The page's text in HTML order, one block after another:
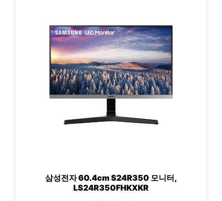
삼성전자 60.4cm S24R350 모니터,
LS24R350FHKXKR